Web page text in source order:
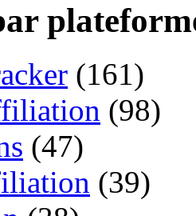
(161)
(98)
(47)
(39)